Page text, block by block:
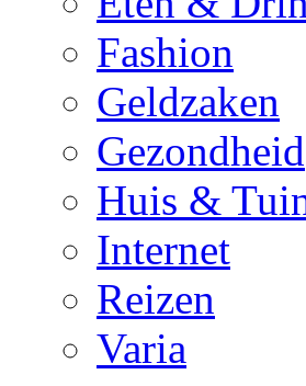
Fashion
Geldzaken
Gezondheid
Huis &
Internet
Reizen
Varia